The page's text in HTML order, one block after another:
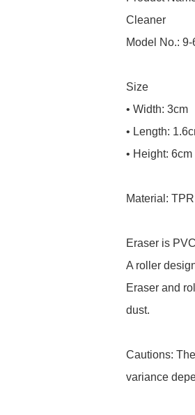
Cleaner
Model No.:
Size
• Width: 3cm
• Length:
• Height: 6cm
Material:
Eraser is
A roller
Eraser and
dust.
Cautions:
variance